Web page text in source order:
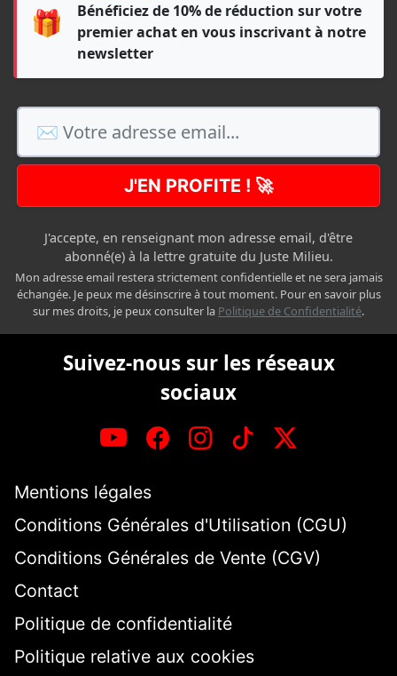
🎁
Bénéficiez de 10% de réduction sur votre
premier achat en vous inscrivant à notre
newsletter
J'EN PROFITE ! 🚀
J'accepte, en renseignant mon adresse email, d'être
abonné(e) à la lettre gratuite du Juste Milieu.
Mon adresse email restera strictement confidentielle et ne sera jamais
échangée. Je peux me désinscrire à tout moment. Pour en savoir plus
sur mes droits, je peux consulter la Politique de Confidentialité.
Suivez-nous sur les réseaux
sociaux
Mentions légales
Conditions Générales d'Utilisation (CGU)
Conditions Générales de Vente (CGV)
Contact
Politique de confidentialité
Politique relative aux cookies